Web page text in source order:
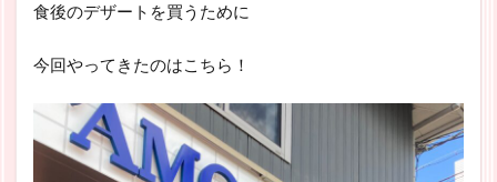
食後のデザートを買うために
今回やってきたのはこちら！